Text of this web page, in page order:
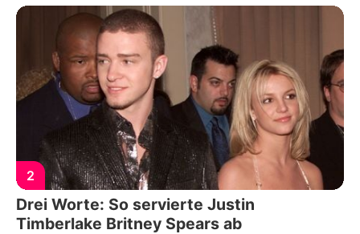
2
Drei Worte: So servierte Justin
Timberlake Britney Spears ab